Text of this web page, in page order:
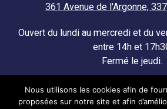
361 Avenue de l'Argonne,
Ouvert du lundi au mercredi et du
entre 14h et
Fermé le jeudi.
Nous utilisons les cookies afin de
proposées sur notre site et afin